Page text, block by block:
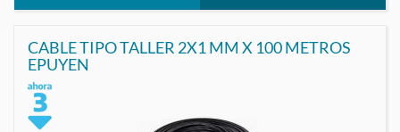
CABLE TIPO TALLER 2X1 MM X 100 METROS
EPUYEN